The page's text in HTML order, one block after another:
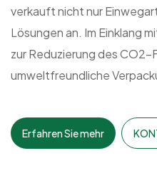
verkauft nicht nur
Lösungen an. Im Einklang
zur Reduzierung des
umweltfreundliche
Materialien wie
gebracht. Wenn Sie nach
Erfahren Sie mehr